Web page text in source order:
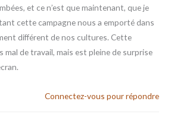
et ce n’est que maintenant, que je
cette campagne nous a emporté dans
différent de nos cultures. Cette
mal de travail, mais est pleine de surprise
Connectez-vous pour répondre